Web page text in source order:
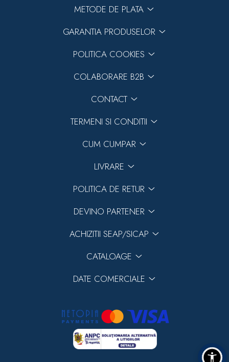
METODE DE PLATA
GARANTIA PRODUSELOR
POLITICA COOKIES
COLABORARE B2B
CONTACT
TERMENI SI CONDITII
CUM CUMPAR
LIVRARE
POLITICA DE RETUR
DEVINO PARTENER
ACHIZITII SEAP/SICAP
CATALOAGE
DATE COMERCIALE